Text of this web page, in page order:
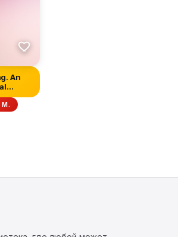
An
M.